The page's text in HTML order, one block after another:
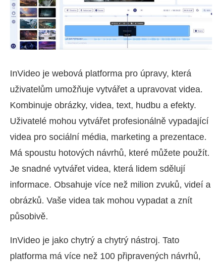
InVideo je webová platforma pro úpravy, která
uživatelům umožňuje vytvářet a upravovat videa.
Kombinuje obrázky, videa, text, hudbu a efekty.
Uživatelé mohou vytvářet profesionálně vypadající
videa pro sociální média, marketing a prezentace.
Má spoustu hotových návrhů, které můžete použít.
Je snadné vytvářet videa, která lidem sdělují
informace. Obsahuje více než milion zvuků, videí a
obrázků. Vaše videa tak mohou vypadat a znít
působivě.
InVideo je jako chytrý a chytrý nástroj. Tato
platforma má více než 100 připravených návrhů,